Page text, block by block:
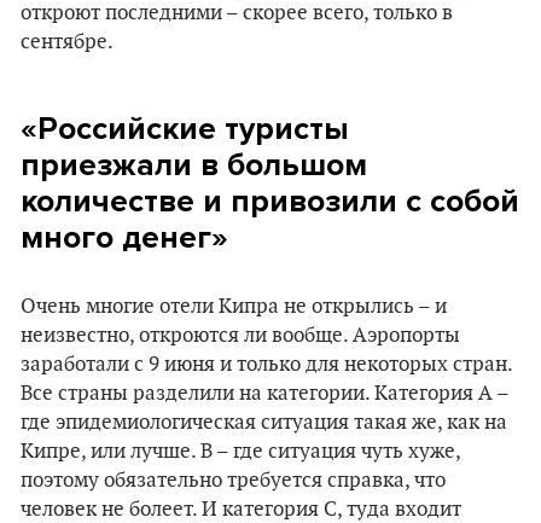
откроют последними – скорее всего, только в
сентябре.
«Российские туристы
приезжали в большом
количестве и привозили с собой
много денег»
Очень многие отели Кипра не открылись – и
неизвестно, откроются ли вообще. Аэропорты
заработали с 9 июня и только для некоторых стран.
Все страны разделили на категории. Категория А –
где эпидемиологическая ситуация такая же, как на
Кипре, или лучше. В – где ситуация чуть хуже,
поэтому обязательно требуется справка, что
человек не болеет. И категория С, туда входит